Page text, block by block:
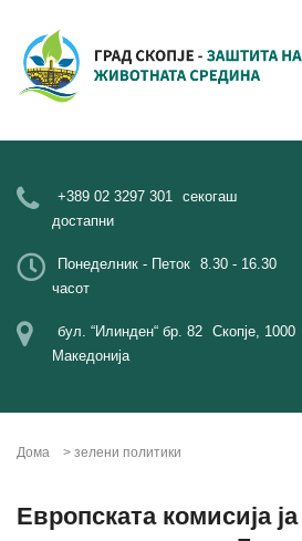
+389 02 3297 301 секогаш
достапни
Понеделник - Петок 8.30 - 16.30
часот
бул. “Илинден“ бр. 82 Скопје, 1000
Македонија
Дома > зелени политики
Европската комисија